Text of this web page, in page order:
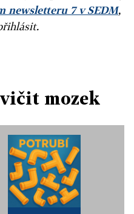
newsletteru 7 v SEDM,
mozek